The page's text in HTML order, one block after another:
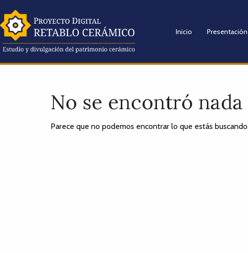
Inicio Presentación
No se encontró nada
Parece que no podemos encontrar lo que estás